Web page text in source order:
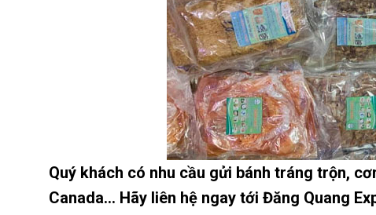
Quý khách có nhu cầu gửi bánh tráng trộn,
Canada… Hãy liên hệ ngay tới Đăng Quang